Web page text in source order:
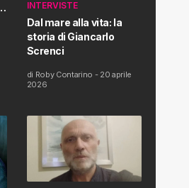
INTERVISTE
Dal mare alla vita: la
storia di Giancarlo
Screnci
di Roby Contarino - 20 aprile
2026